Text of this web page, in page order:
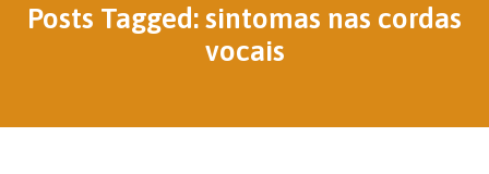
Posts Tagged: sintomas nas cordas
vocais